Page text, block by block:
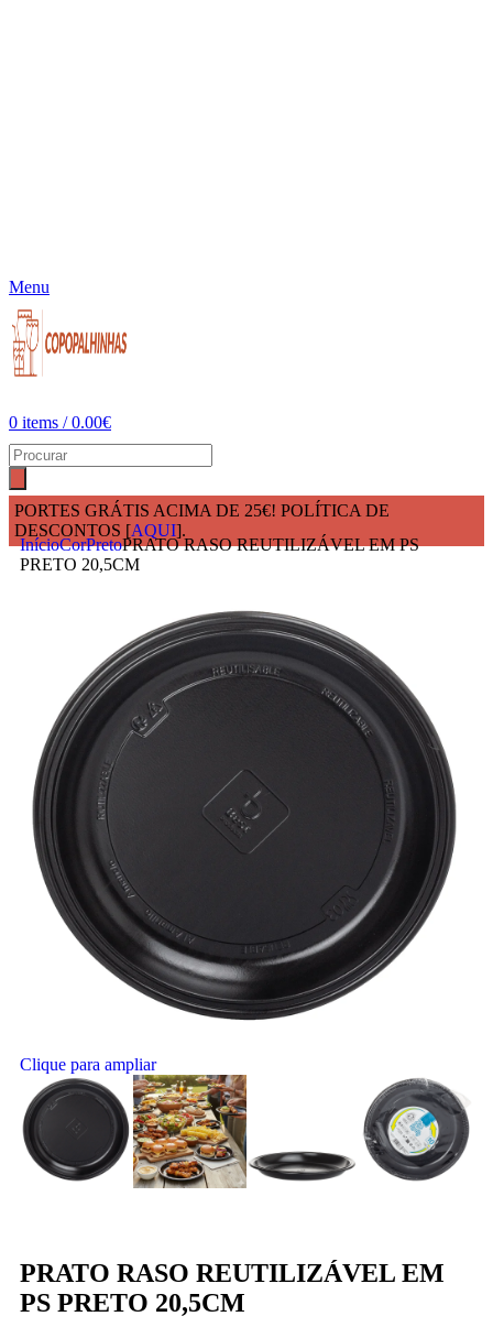
Menu
0 items / 0.00€
PORTES GRÁTIS ACIMA DE 25€! POLÍTICA DE
DESCONTOS [AQUI].
InícioCorPretoPRATO RASO REUTILIZÁVEL EM PS
PRETO 20,5CM
Clique para ampliar
PRATO RASO REUTILIZÁVEL EM
PS PRETO 20,5CM